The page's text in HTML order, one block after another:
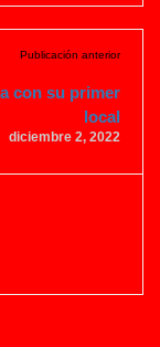
Publicación anterior
con su primer
local
diciembre 2, 2022